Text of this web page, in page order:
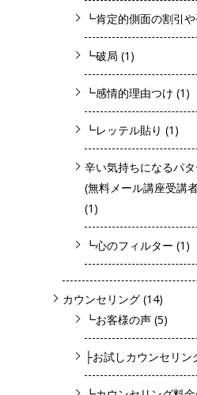
┗肯定的側面の割引
┗破局 (1)
┗感情的理由つけ (1)
┗レッテル貼り (1)
辛い気持ちになるパ
(無料メール講座受講
(1)
┗心のフィルター (1)
カウンセリング (14)
┗お客様の声 (5)
├お試しカウンセリン